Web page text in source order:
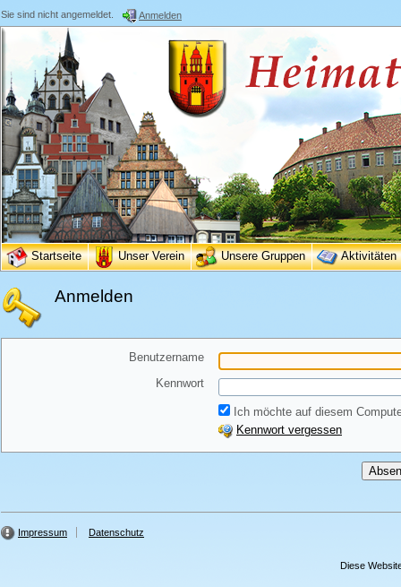
Sie sind nicht angemeldet. Anmelden
Startseite Unser Verein Unsere Gruppen Aktivitäten
Anmelden
Benutzername
Kennwort
Ich möchte auf diesem
Kennwort vergessen
Impressum Datenschutz
Diese